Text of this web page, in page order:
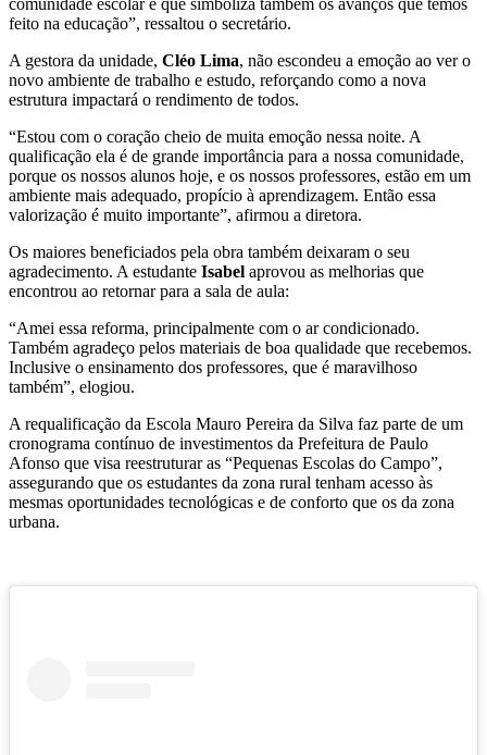
feito na educação”, ressaltou o secretário.
A gestora da unidade, Cléo Lima, não escondeu a emoção ao ver o
novo ambiente de trabalho e estudo, reforçando como a nova
estrutura impactará o rendimento de todos.
“Estou com o coração cheio de muita emoção nessa noite. A
qualificação ela é de grande importância para a nossa comunidade,
porque os nossos alunos hoje, e os nossos professores, estão em um
ambiente mais adequado, propício à aprendizagem. Então essa
valorização é muito importante”, afirmou a diretora.
Os maiores beneficiados pela obra também deixaram o seu
agradecimento. A estudante Isabel aprovou as melhorias que
encontrou ao retornar para a sala de aula:
“Amei essa reforma, principalmente com o ar condicionado.
Também agradeço pelos materiais de boa qualidade que recebemos.
Inclusive o ensinamento dos professores, que é maravilhoso
também”, elogiou.
A requalificação da Escola Mauro Pereira da Silva faz parte de um
cronograma contínuo de investimentos da Prefeitura de Paulo
Afonso que visa reestruturar as “Pequenas Escolas do Campo”,
assegurando que os estudantes da zona rural tenham acesso às
mesmas oportunidades tecnológicas e de conforto que os da zona
urbana.